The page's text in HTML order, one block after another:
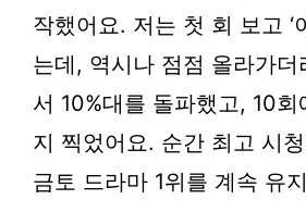
작했어요. 저는 첫 회 보고 ‘
는데, 역시나 점점 올라가
서 10%대를 돌파했고, 10회
지 찍었어요. 순간 최고 시
금토 드라마 1위를 계속 유